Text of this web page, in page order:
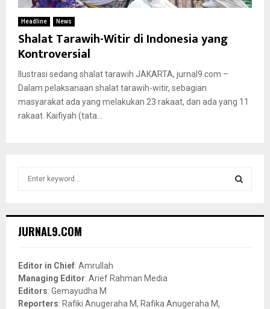
Headline News
Shalat Tarawih-Witir di Indonesia yang
Kontroversial
Ilustrasi sedang shalat tarawih JAKARTA, jurnal9.com –
Dalam pelaksanaan shalat tarawih-witir, sebagian
masyarakat ada yang melakukan 23 rakaat, dan ada yang 11
rakaat. Kaifiyah (tata...
h
o
r
:
JURNAL9.COM
Editor in Chief: Amrullah
Managing Editor: Arief Rahman Media
Editors: Gemayudha M
Reporters: Rafiki Anugeraha M, Rafika Anugeraha M,